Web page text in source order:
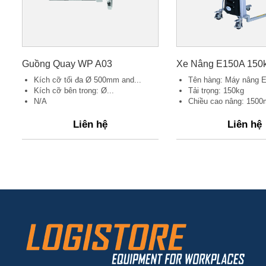
Guồng Quay WP A03
Kích cỡ tối đa Ø 500mm and...
Kích cỡ bên trong: Ø...
N/A
Liên hệ
Xe Nâng E150A
Tên hàng: Máy nâng
Tải trọng: 150kg
Chiều cao nâng:
Liên hệ